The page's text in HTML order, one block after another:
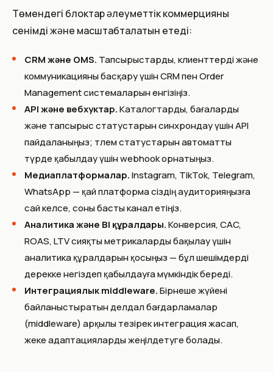
Төмендегі блоктар әлеуметтік коммерцияны
сенімді және масштабталатын етеді:
CRM және OMS. Тапсырыстарды, клиенттерді және
коммуникацияны басқару үшін CRM пен Order
Management системаларын енгізіңіз.
API және вебхуктар.Каталогтарды, бағаларды
және тапсырыс статустарын синхрондау үшін API
пайдаланыңыз; төлем статустарын автоматты
түрде қабылдау үшін webhook орнатыңыз.
Медиаплатформалар.Instagram, TikTok, Telegram,
WhatsApp — қай платформа сіздің аудиторияңызға
сай келсе, соны басты канал етіңіз.
Аналитика және BI құралдары.Конверсия, CAC,
ROAS, LTV сияқты метрикаларды бақылау үшін
аналитика құралдарын қосыңыз — бұл шешімдерді
дерекке негіздеп қабылдауға мүмкіндік береді.
Интеграциялык middleware.Бірнеше жүйені
байланыстыратын делдал бағдарламалар
(middleware) арқылы тезірек интеграция жасап,
жеке адаптацияларды жеңілдетуге болады.